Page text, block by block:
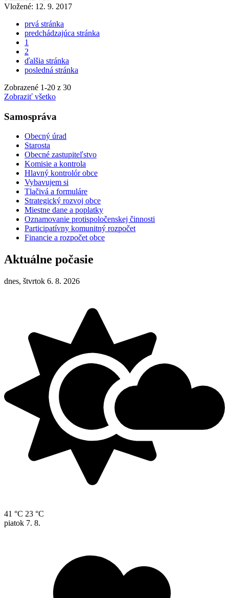
Vložené: 12. 9. 2017
prvá stránka
predchádzajúca stránka
1
2
ďalšia stránka
posledná stránka
Zobrazené 1-20 z 30
Zobraziť všetko
Samospráva
Obecný úrad
Starosta
Obecné zastupiteľstvo
Komisie a kontrola
Hlavný kontrolór obce
Vybavujem si
Tlačivá a formuláre
Strategický rozvoj obce
Miestne dane a poplatky
Oznamovanie protispoločenskej činnosti
Participatívny komunitný rozpočet
Financie a rozpočet obce
Aktuálne počasie
dnes, štvrtok 6. 8. 2026
41 °C 23 °C
piatok 7. 8.